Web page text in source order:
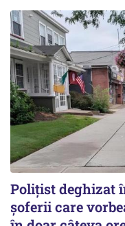
Polițist deghizat
șoferii care